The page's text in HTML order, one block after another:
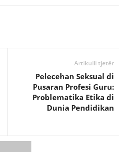
Artikulli tjetër
Pelecehan Seksual di
Pusaran Profesi Guru:
Problematika Etika di
Dunia Pendidikan